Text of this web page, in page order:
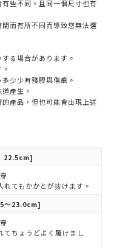
些不同。且同一個尺寸也有
而有所不同而導致您無法選
る場合があります。
少少有殘膠與傷痕。
產生。
產品，但也可能會出現上述
22.5cm]
れてもかかとが抜けます。
～23.0cm]
てちょうどよく履けまし